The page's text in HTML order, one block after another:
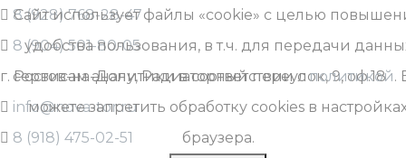
8 (928) 768-28-47
8 (904) 501-80-05
г. Ростов-на-Дону, Радиаторный переулок, 9, оф.18
info@nova-tor.ru
8 (918) 475-02-51
Сайт использует файлы «cookie» с целью
удобства пользования, в т.ч. для передачи
сервисам аналитики в соответствии сполитикой.
можете запретить обработку cookies в
браузера.